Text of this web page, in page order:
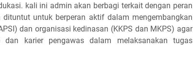
kali ini admin akan berbagi terkait dengan peran
dituntut untuk berperan aktif dalam mengembangkan
dan organisasi kedinasan (KKPS dan MKPS) agar
dan karier pengawas dalam melaksanakan tugas